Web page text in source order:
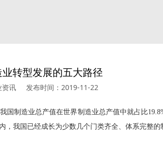
转型发展的五大路径
资讯 发布时间：2019-11-22
国制造业总产值在世界制造业总产值中就占比
，我国已经成长为少数几个门类齐全、体系完整的